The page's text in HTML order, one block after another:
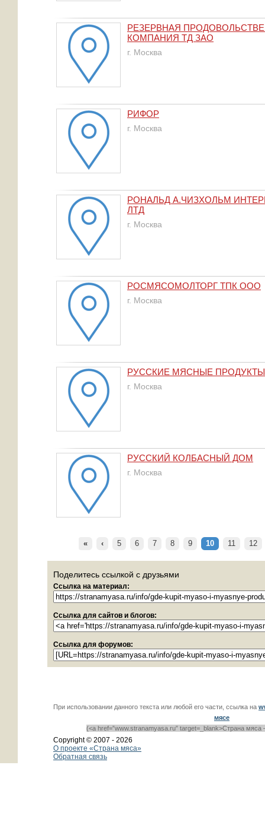
РЕЗЕРВНАЯ
КОМПАНИЯ ТД ЗАО
г. Москва
РИФОР
г. Москва
РОНАЛЬД А.ЧИЗХОЛЬМ
ЛТД
г. Москва
РОСМЯСОМОЛТОРГ ТПК ООО
г. Москва
РУССКИЕ МЯСНЫЕ
г. Москва
РУССКИЙ КОЛБАСНЫЙ ДОМ
г. Москва
« ‹ 5 6 7 8 9 10 11 12
Поделитесь ссылкой с друзьями
Ссылка на материал:
Ссылка для сайтов и блогов:
Ссылка для форумов:
При использовании данного текста или любой его части, ссылка на
мясе
(<a href=”www.stranamyasa.ru” target=_blank>Страна мяса
Copyright © 2007 - 2026
О проекте «Страна мяса»
Обратная связь